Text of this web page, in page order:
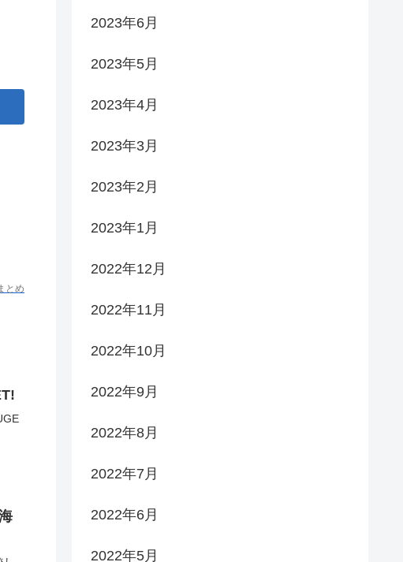
とめ
2023年6月
2023年5月
2023年4月
2023年3月
2023年2月
2023年1月
2022年12月
2022年11月
2022年10月
2022年9月
2022年8月
2022年7月
2022年6月
2022年5月